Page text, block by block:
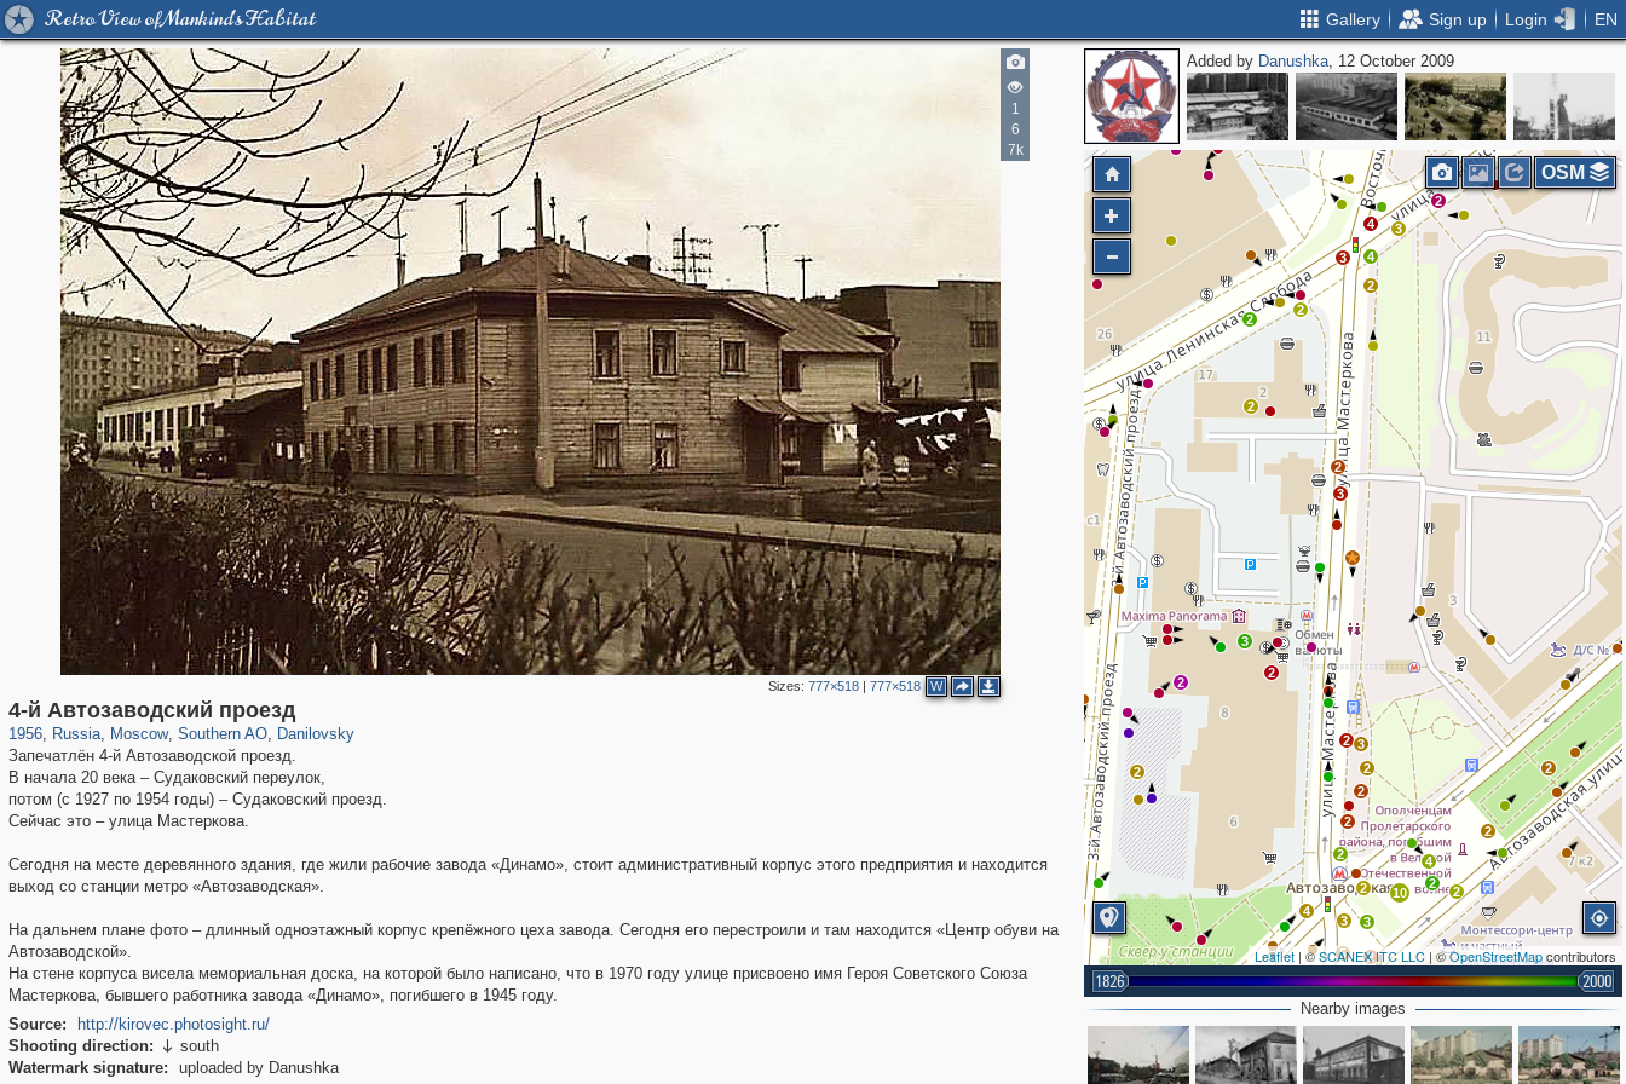
Retro View of Mankind's Habitat Gallery Sign up Login EN
1
6
7k
Sizes:777×518 |777×518 W
4-й Автозаводский проезд
1956, Russia
1,406,684 29,243
, Moscow
319,864 8,286
, Southern AO
21,648 390
, Danilovsky
5,921
Запечатлён 4-й Автозаводской проезд.
В начала 20 века – Судаковский переулок,
потом (с 1927 по 1954 годы) – Судаковский проезд.
Сейчас это – улица Мастеркова.
Сегодня на месте деревянного здания, где жили рабочие завода «Динамо», стоит административный корпус этого предприятия и находится
выход со станции метро «Автозаводская».
На дальнем плане фото – длинный одноэтажный корпус крепёжного цеха завода. Сегодня его перестроили и там находится «Центр обуви на
Автозаводской».
На стене корпуса висела мемориальная доска, на которой было написано, что в 1970 году улице присвоено имя Героя Советского Союза
Мастеркова, бывшего работника завода «Динамо», погибшего в 1945 году.
Source:
http://kirovec.photosight.ru/
Shooting direction:  south
Watermark signature:
uploaded by Danushka
Added by Danushka, 12 October 2009
2
3
4
5
3 3
2
3 2
7
4
10
2
2
4
2
10
2
2
2
3
2
2
2
2
2
2
2
4
4
3
2
2
3
2
2
3
2
3
2
2
Leaflet | ©SCANEX ITC LLC | ©OpenStreetMapcontributors
1826 2000
OSM
Nearby images